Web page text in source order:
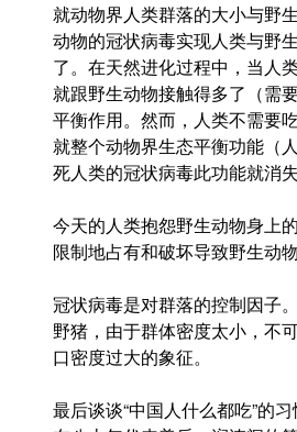
就动物界人类群落的大小与野
动物的冠状病毒实现人类与野
了。在天然进化过程中，当人
就跟野生动物接触得多了（需
平衡作用。然而，人类不需要
就整个动物界生态平衡功能（
死人类的冠状病毒此功能就消
今天的人类抱怨野生动物身上
限制地占有和破坏导致野生动
冠状病毒是对群落的控制因子
野猪，由于群体密度太小，不
口密度过大的象征。
最后谈谈“中国人什么都吃”的习